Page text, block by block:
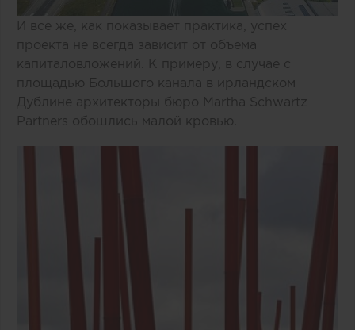
И все же, как показывает практика, успех
проекта не всегда зависит от объема
капиталовложений. К примеру, в случае с
площадью Большого канала в ирландском
Дублине архитекторы бюро Martha Schwartz
Partners обошлись малой кровью.